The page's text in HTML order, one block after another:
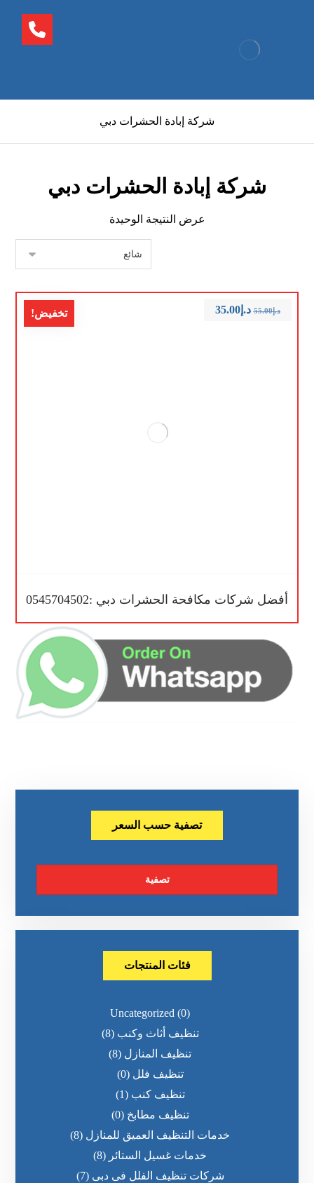
شركة إبادة الحشرات دبي
شركة إبادة الحشرات دبي
عرض النتيجة الوحيدة
تخفيض!
أفضل شركات مكافحة الحشرات دبي :0545704502
د.إ55.00 د.إ35.00
تصفية حسب السعر
تصفية
فئات المنتجات
Uncategorized (0)
تنظيف أثاث وكنب (8)
تنظيف المنازل (8)
تنظيف فلل (0)
تنظيف كنب (1)
تنظيف مطابخ (0)
خدمات التنظيف العميق للمنازل (8)
خدمات غسيل الستائر (8)
شركات تنظيف الفلل فى دبى (7)